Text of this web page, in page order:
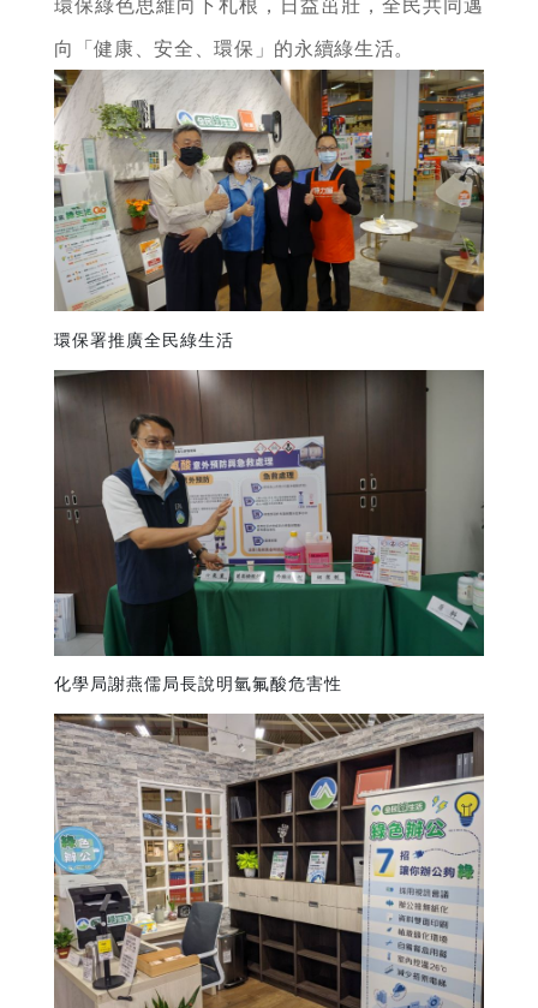
環保綠色思維向下札根，日益茁壯，全民共同邁
向「健康、安全、環保」的永續綠生活。
環保署推廣全民綠生活
化學局謝燕儒局長說明氫氟酸危害性